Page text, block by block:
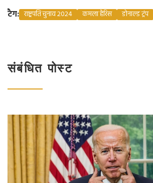
टैग: राष्ट्रपति चुनाव 2024 कमला हैरिस डोनाल्ड ट्रंप
संबंधित पोस्ट